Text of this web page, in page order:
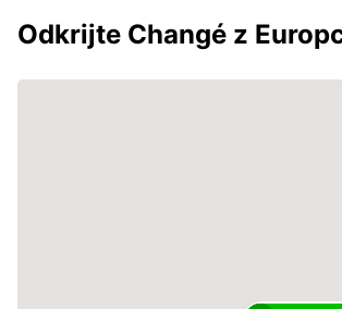
Odkrijte Changé z